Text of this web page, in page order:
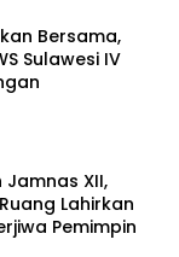
Bersama,
Sulawesi IV
Jamnas XII,
Lahirkan
Pemimpin